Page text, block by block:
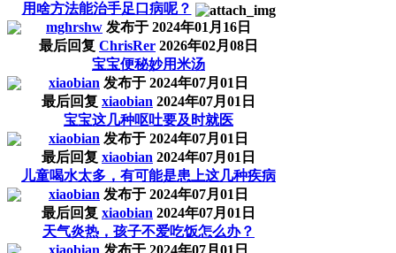
用啥方法能治手足口病呢？
mghrshw 发布于 2024年01月16日
最后回复 ChrisRer 2026年02月08日
宝宝便秘妙用米汤
xiaobian 发布于 2024年07月01日
最后回复 xiaobian 2024年07月01日
宝宝这几种呕吐要及时就医
xiaobian 发布于 2024年07月01日
最后回复 xiaobian 2024年07月01日
儿童喝水太多，有可能是患上这几种疾病
xiaobian 发布于 2024年07月01日
最后回复 xiaobian 2024年07月01日
天气炎热，孩子不爱吃饭怎么办？